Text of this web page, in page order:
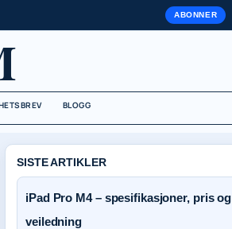
ABONNER
BLOGG
SISTE ARTIKLER
iPad Pro M4 – spesifikasjoner, pris og
veiledning